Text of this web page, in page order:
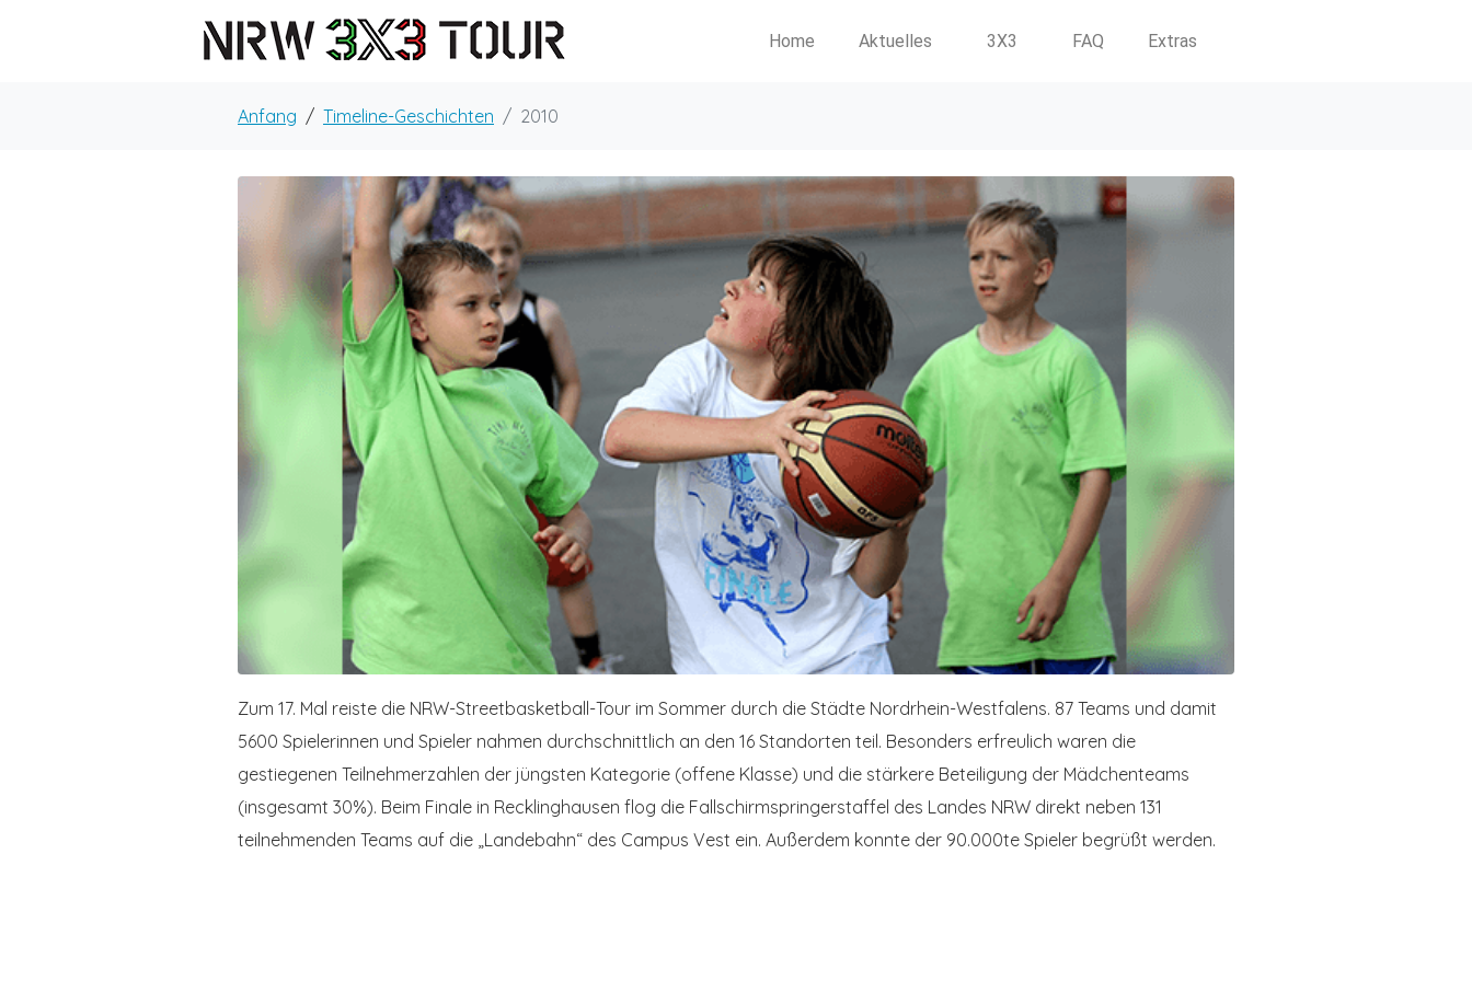
Home Aktuelles 3X3 FAQ Extras
Anfang Timeline-Geschichten 2010
Zum 17. Mal reiste die NRW-Streetbasketball-Tour im Sommer durch die Städte Nordrhein-Westfalens. 87 Teams und damit
5600 Spielerinnen und Spieler nahmen durchschnittlich an den 16 Standorten teil. Besonders erfreulich waren die
gestiegenen Teilnehmerzahlen der jüngsten Kategorie (offene Klasse) und die stärkere Beteiligung der Mädchenteams
(insgesamt 30%). Beim Finale in Recklinghausen flog die Fallschirmspringerstaffel des Landes NRW direkt neben 131
teilnehmenden Teams auf die „Landebahn“ des Campus Vest ein. Außerdem konnte der 90.000te Spieler begrüßt werden.